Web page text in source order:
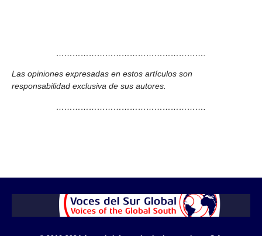
……………………………………………….
Las opiniones expresadas en estos artículos son
responsabilidad exclusiva de sus autores.
……………………………………………….